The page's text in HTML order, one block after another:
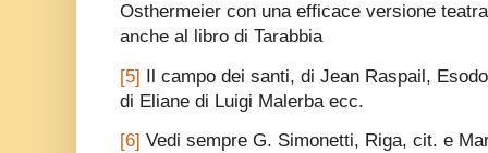
Osthermeier con una efficace versione
anche al libro di Tarabbia
[5] Il campo dei santi, di Jean Raspail,
di Eliane di Luigi Malerba ecc.
[6] Vedi sempre G. Simonetti, Riga, cit. e